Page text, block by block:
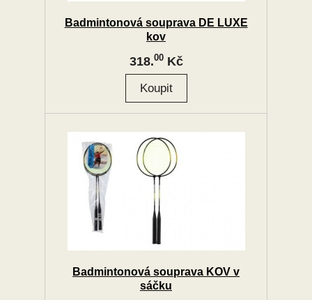
Badmintonová souprava DE LUXE
kov
318.00Kč
Badmintonová souprava KOV v
sáčku